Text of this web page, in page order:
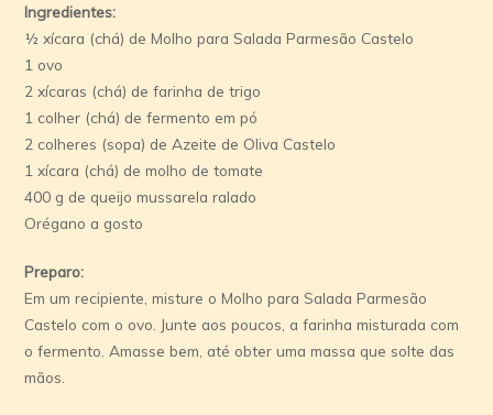
Ingredientes:
½ xícara (chá) de Molho para Salada Parmesão Castelo
1 ovo
2 xícaras (chá) de farinha de trigo
1 colher (chá) de fermento em pó
2 colheres (sopa) de Azeite de Oliva Castelo
1 xícara (chá) de molho de tomate
400 g de queijo mussarela ralado
Orégano a gosto
Preparo:
Em um recipiente, misture o Molho para Salada Parmesão
Castelo com o ovo. Junte aos poucos, a farinha misturada com
o fermento. Amasse bem, até obter uma massa que solte das
mãos.